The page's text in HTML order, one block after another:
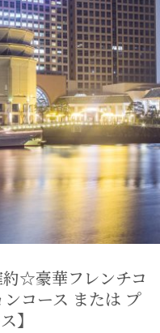
☆豪華フレンチコ
コース または プ
】